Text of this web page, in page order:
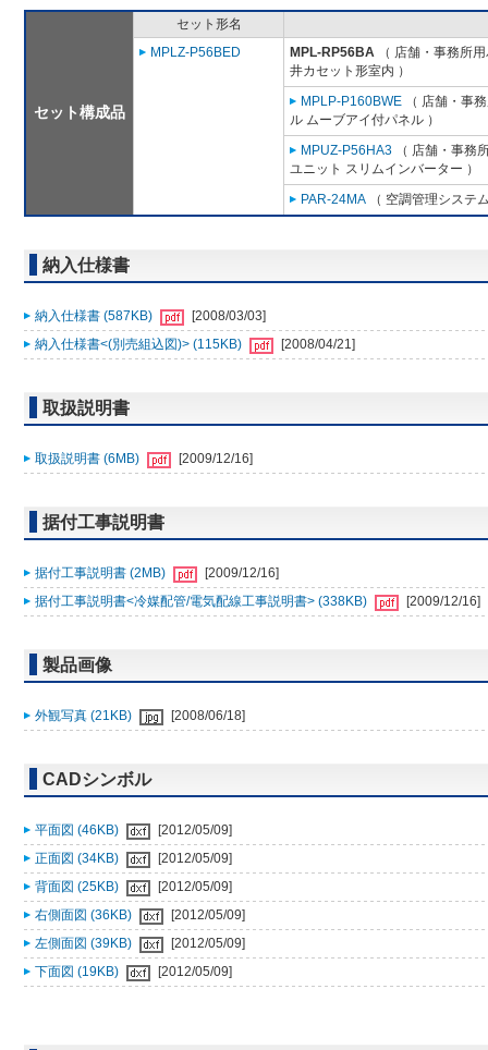
セット構成品
セット形名
MPLZ-P56BED
MPL-RP56BA （ 店舗・事務所
井カセット形室内 ）
MPLP-P160BWE （ 店舗・事
ル ムーブアイ付パネル ）
MPUZ-P56HA3 （ 店舗・事務
ユニット スリムインバーター ）
PAR-24MA （ 空調管理システ
納入仕様書
納入仕様書 (587KB)
[2008/03/03]
納入仕様書<(別売組込図)> (115KB)
[2008/04/21]
取扱説明書
取扱説明書 (6MB) [2009/12/16]
据付工事説明書
据付工事説明書 (2MB)
[2009/12/16]
据付工事説明書<冷媒配管/電気配線工事説明書> (338KB)
[2009/12/16]
製品画像
外観写真 (21KB) [2008/06/18]
CADシンボル
平面図 (46KB)
[2012/05/09]
正面図 (34KB)
[2012/05/09]
背面図 (25KB)
[2012/05/09]
右側面図 (36KB)
[2012/05/09]
左側面図 (39KB)
[2012/05/09]
下面図 (19KB)
[2012/05/09]